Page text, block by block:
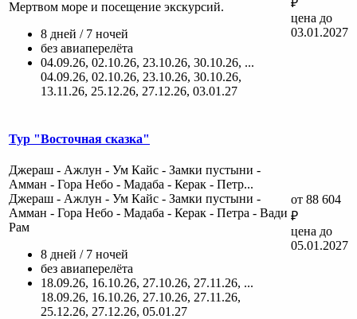
Мертвом море и посещение экскурсий.
8 дней / 7 ночей
без авиаперелёта
04.09.26, 02.10.26, 23.10.26, 30.10.26, ...
04.09.26, 02.10.26, 23.10.26, 30.10.26,
13.11.26, 25.12.26, 27.12.26, 03.01.27
₽
цена до
03.01.2027
Тур "Восточная сказка"
Джераш - Ажлун - Ум Кайс - Замки пустыни -
Амман - Гора Небо - Мадаба - Керак - Петр...
Джераш - Ажлун - Ум Кайс - Замки пустыни -
Амман - Гора Небо - Мадаба - Керак - Петра - Вади
Рам
8 дней / 7 ночей
без авиаперелёта
18.09.26, 16.10.26, 27.10.26, 27.11.26, ...
18.09.26, 16.10.26, 27.10.26, 27.11.26,
25.12.26, 27.12.26, 05.01.27
от 88 604
₽
цена до
05.01.2027